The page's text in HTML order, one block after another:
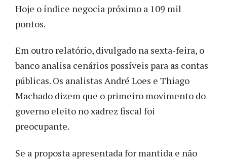
Hoje o índice negocia próximo a 109 mil
pontos.
Em outro relatório, divulgado na sexta-feira, o
banco analisa cenários possíveis para as contas
públicas. Os analistas André Loes e Thiago
Machado dizem que o primeiro movimento do
governo eleito no xadrez fiscal foi
preocupante.
Se a proposta apresentada for mantida e não